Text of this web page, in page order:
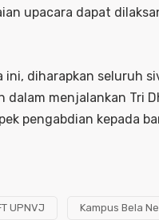
upacara dapat
ini, diharapkan seluruh
dalam menjalankan
pengabdian kepada
UPNVJ Kampus Bela